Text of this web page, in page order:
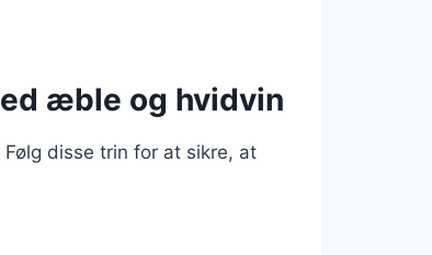
æble og hvidvin
disse trin for at sikre, at